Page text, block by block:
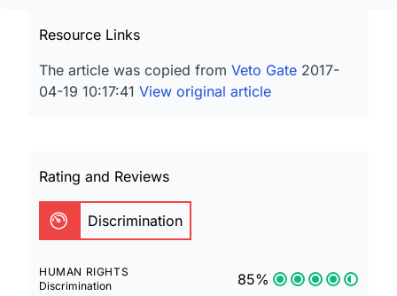
Resource Links
The article was copied from Veto Gate 2017-
04-19 10:17:41 View original article
Rating and Reviews
Discrimination
HUMAN RIGHTS
Discrimination
85%